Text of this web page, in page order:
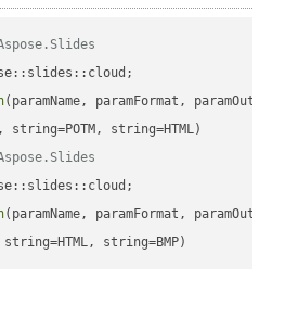
(paramName, paramFormat,
(paramName, paramFormat,
string=HTML, string=BMP)